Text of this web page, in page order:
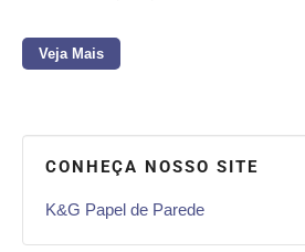
Veja Mais
CONHEÇA NOSSO SITE
K&G Papel de Parede